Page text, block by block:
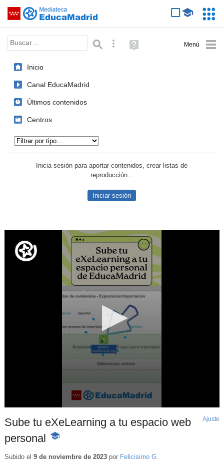
Saltar navegación
Palabra o frase: Búsqueda avanzada
Ayuda
(en
Inicio
Canal EducaMadrid
Últimos contenidos
Centros
Inicia sesión para aportar contenidos, crear listas de
reproducción...
Iniciar sesión
Sube tu eXeLearning a tu espacio web
personal
-
educativo
Ajuste
Subido el 9 de noviembre de 2023por Felicisimo G.